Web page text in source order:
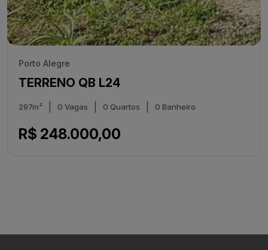
Porto Alegre
TERRENO QB L24
297m² 0 Vagas 0 Quartos 0 Banheiro
R$ 248.000,00